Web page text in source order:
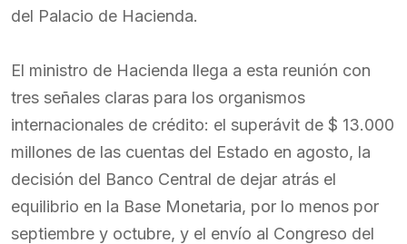
del Palacio de Hacienda.
El ministro de Hacienda llega a esta reunión con
tres señales claras para los organismos
internacionales de crédito: el superávit de $ 13.000
millones de las cuentas del Estado en agosto, la
decisión del Banco Central de dejar atrás el
equilibrio en la Base Monetaria, por lo menos por
septiembre y octubre, y el envío al Congreso del